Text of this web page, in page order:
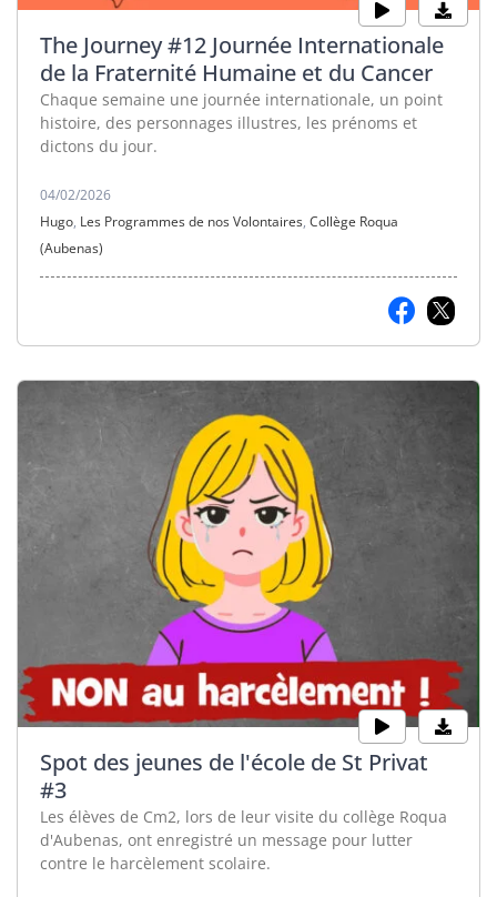
The Journey #12 Journée Internationale
de la Fraternité Humaine et du Cancer
Chaque semaine une journée internationale, un point
histoire, des personnages illustres, les prénoms et
dictons du jour.
04/02/2026
Hugo, Les Programmes de nos Volontaires, Collège Roqua
(Aubenas)
Spot des jeunes de l'école de St Privat
#3
Les élèves de Cm2, lors de leur visite du collège Roqua
d'Aubenas, ont enregistré un message pour lutter
contre le harcèlement scolaire.